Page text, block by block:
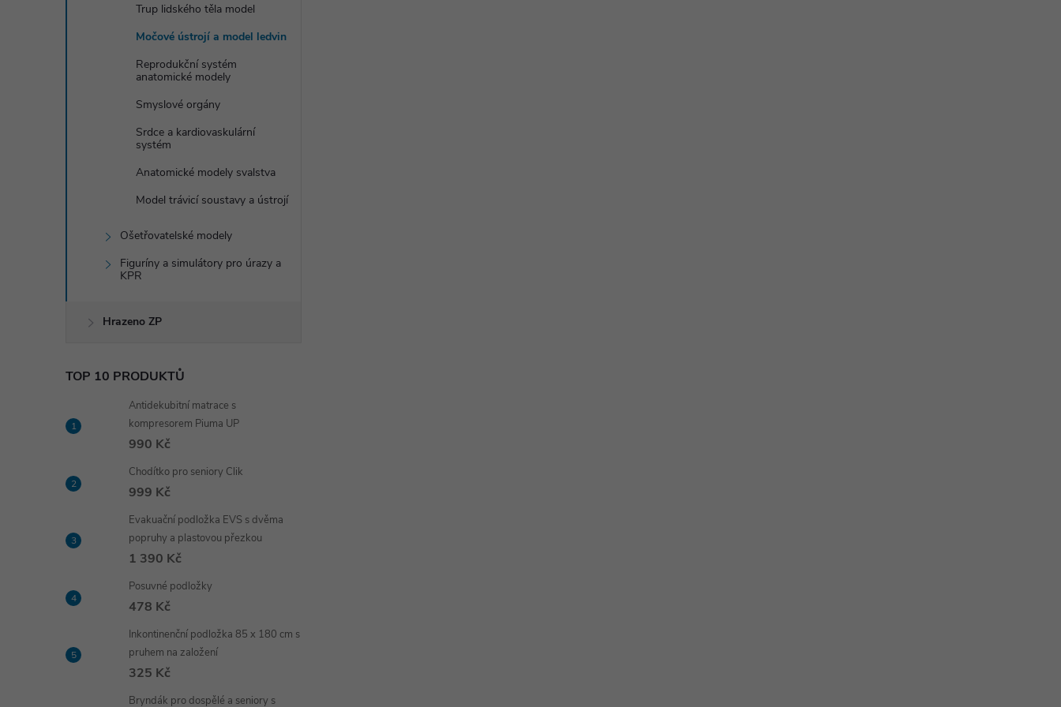
Trup lidského těla model
Močové ústrojí a model ledvin
Reprodukční systém
anatomické modely
Smyslové orgány
Srdce a kardiovaskulární
systém
Anatomické modely svalstva
Model trávicí soustavy a ústrojí
Ošetřovatelské modely
Figuríny a simulátory pro úrazy a
KPR
Hrazeno ZP
TOP 10 PRODUKTŮ
Antidekubitní matrace s
kompresorem Piuma UP
990 Kč
Chodítko pro seniory Clik
999 Kč
Evakuační podložka EVS s dvěma
popruhy a plastovou přezkou
1 390 Kč
Posuvné podložky
478 Kč
Inkontinenční podložka 85 x 180 cm s
pruhem na založení
325 Kč
Bryndák pro dospělé a seniory s